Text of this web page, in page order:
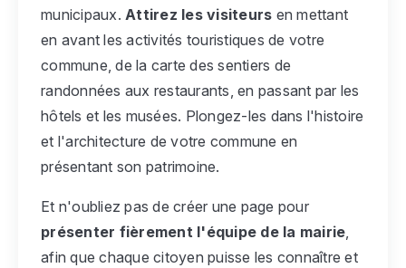
municipaux. Attirez les visiteurs en mettant
en avant les activités touristiques de votre
commune, de la carte des sentiers de
randonnées aux restaurants, en passant par les
hôtels et les musées. Plongez-les dans l'histoire
et l'architecture de votre commune en
présentant son patrimoine.
Et n'oubliez pas de créer une page pour
présenter fièrement l'équipe de la mairie,
afin que chaque citoyen puisse les connaître et